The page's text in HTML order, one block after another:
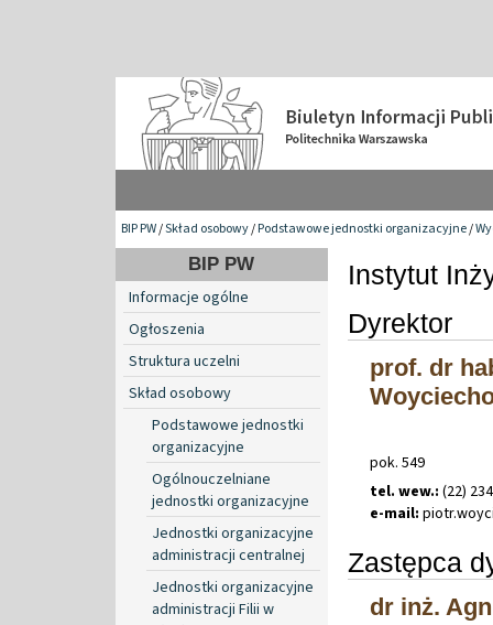
BIP PW/Skład osobowy/Podstawowe jednostki organizacyjne/
BIP PW
Informacje ogólne
Ogłoszenia
Struktura uczelni
Skład osobowy
Podstawowe jednostki
organizacyjne
Ogólnouczelniane
jednostki organizacyjne
Jednostki organizacyjne
administracji centralnej
Jednostki organizacyjne
administracji Filii w
Instytut
Dyrektor
prof. dr
pok. 549
tel. wew.: (22)
e-mail: piotr.
Zastępca
dr inż.